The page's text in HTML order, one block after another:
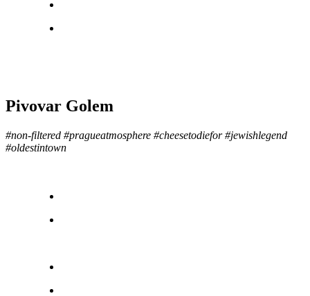
Pivovar Golem
#non-filtered #pragueatmosphere #cheesetodiefor #jewishlegend
#oldestintown